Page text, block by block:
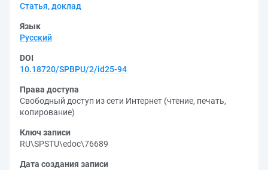
Статья, доклад
Язык
Русский
DOI
10.18720/SPBPU/2/id25-94
Права доступа
Свободный доступ из сети Интернет (чтение, печать,
копирование)
Ключ записи
RU\SPSTU\edoc\76689
Дата создания записи